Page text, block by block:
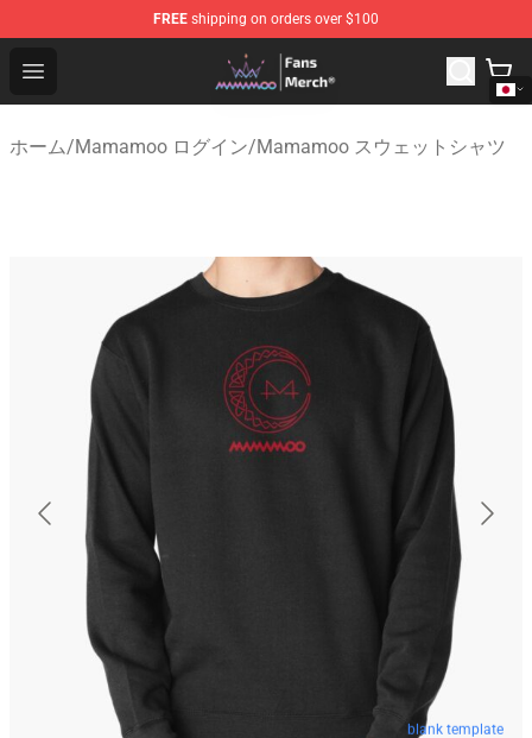
FREE shipping on orders over $100
Open menu
Mamamoo Store - Official Mamamoo Merchandise Shop
ホーム/Mamamoo ログイン/Mamamoo スウェットシャツ
blank template